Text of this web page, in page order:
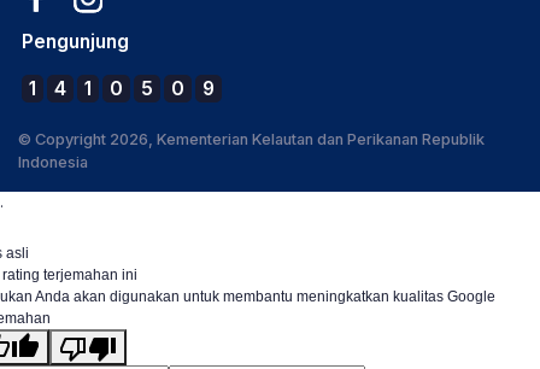
Pengunjung
1 4 1 0 5 0 9
© Copyright 2026, Kementerian Kelautan dan Perikanan Republik
Indonesia
.
asli
terjemahan ini
Anda akan digunakan untuk membantu meningkatkan kualitas Google